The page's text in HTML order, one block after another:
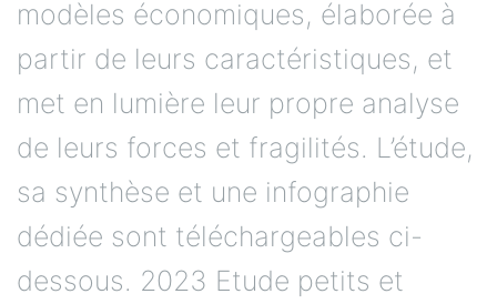
modèles économiques, élaborée à
partir de leurs caractéristiques, et
met en lumière leur propre analyse
de leurs forces et fragilités. L’étude,
sa synthèse et une infographie
dédiée sont téléchargeables ci-
dessous. 2023 Etude petits et